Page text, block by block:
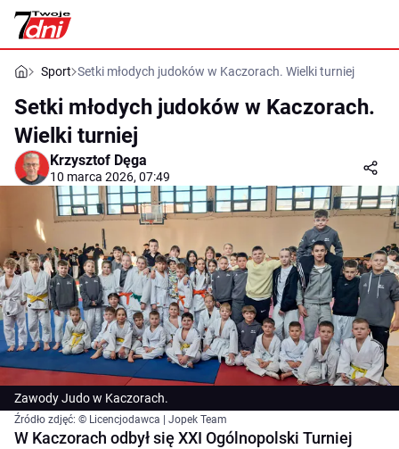
Sport Setki młodych judoków w Kaczorach. Wielki turniej
Setki młodych judoków w Kaczorach.
Wielki turniej
Krzysztof Dęga
10 marca 2026, 07:49
Zawody Judo w Kaczorach.
Źródło zdjęć: © Licencjodawca | Jopek Team
W Kaczorach odbył się XXI Ogólnopolski Turniej